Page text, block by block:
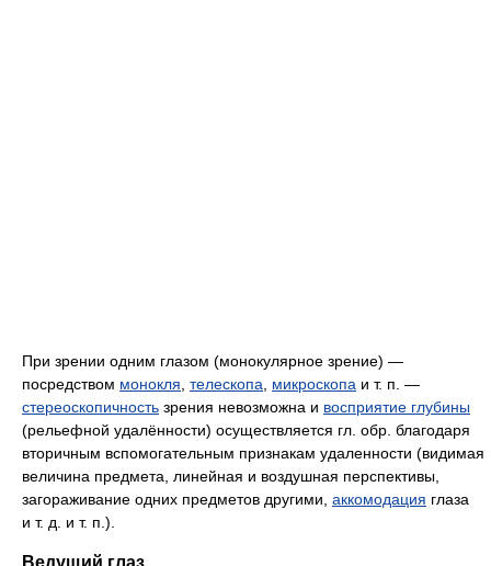
При зрении одним глазом (монокулярное зрение) —
посредством монокля телескопа микроскопа и т. п. —
стереоскопичность зрения невозможна и восприятие глубины
(рельефной удалённости) осуществляется гл. обр. благодаря
вторичным вспомогательным признакам удаленности (видимая
величина предмета, линейная и воздушная перспективы,
загораживание одних предметов другими, аккомодация глаза
и т. д. и т. п.).
Ведущий глаз